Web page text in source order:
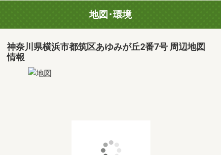
地図･環境
神奈川県横浜市都筑区あゆみが丘2番7号 周辺地図
情報